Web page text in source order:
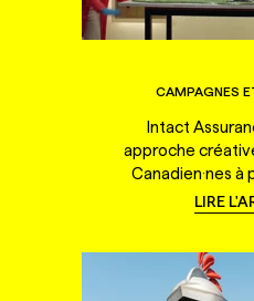
CAMPAGNES
Intact
approche
Canadien·nes à
LIRE